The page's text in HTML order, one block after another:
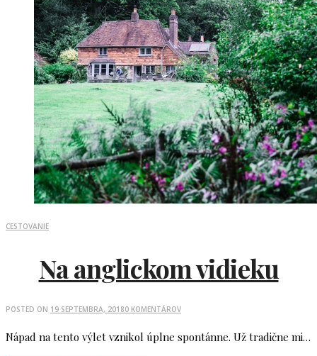
CESTOVANIE
Na anglickom vidieku
POSTED ON 19 SEPTEMBRA, 20180 KOMENTÁROV
Nápad na tento výlet vznikol úplne spontánne. Už tradične mi…